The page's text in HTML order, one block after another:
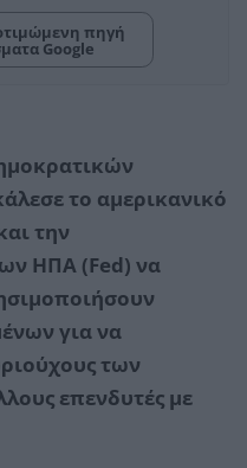
πηγή
Google
το αμερικανικό
την
ΗΠΑ (Fed) να
για να
των
επενδυτές με